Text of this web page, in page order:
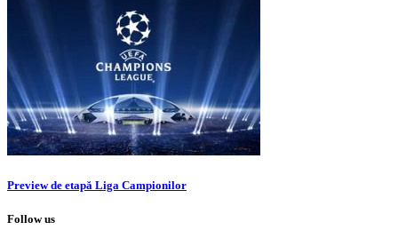
Preview de etapă Liga Campionilor
Follow us